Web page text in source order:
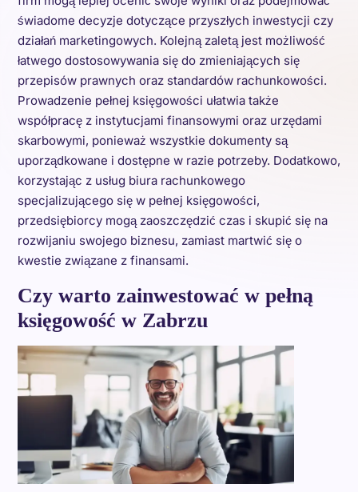
świadome decyzje dotyczące przyszłych inwestycji czy
działań marketingowych. Kolejną zaletą jest możliwość
łatwego dostosowywania się do zmieniających się
przepisów prawnych oraz standardów rachunkowości.
Prowadzenie pełnej księgowości ułatwia także
współpracę z instytucjami finansowymi oraz urzędami
skarbowymi, ponieważ wszystkie dokumenty są
uporządkowane i dostępne w razie potrzeby. Dodatkowo,
korzystając z usług biura rachunkowego
specjalizującego się w pełnej księgowości,
przedsiębiorcy mogą zaoszczędzić czas i skupić się na
rozwijaniu swojego biznesu, zamiast martwić się o
kwestie związane z finansami.
Czy warto zainwestować w pełną
księgowość w Zabrzu